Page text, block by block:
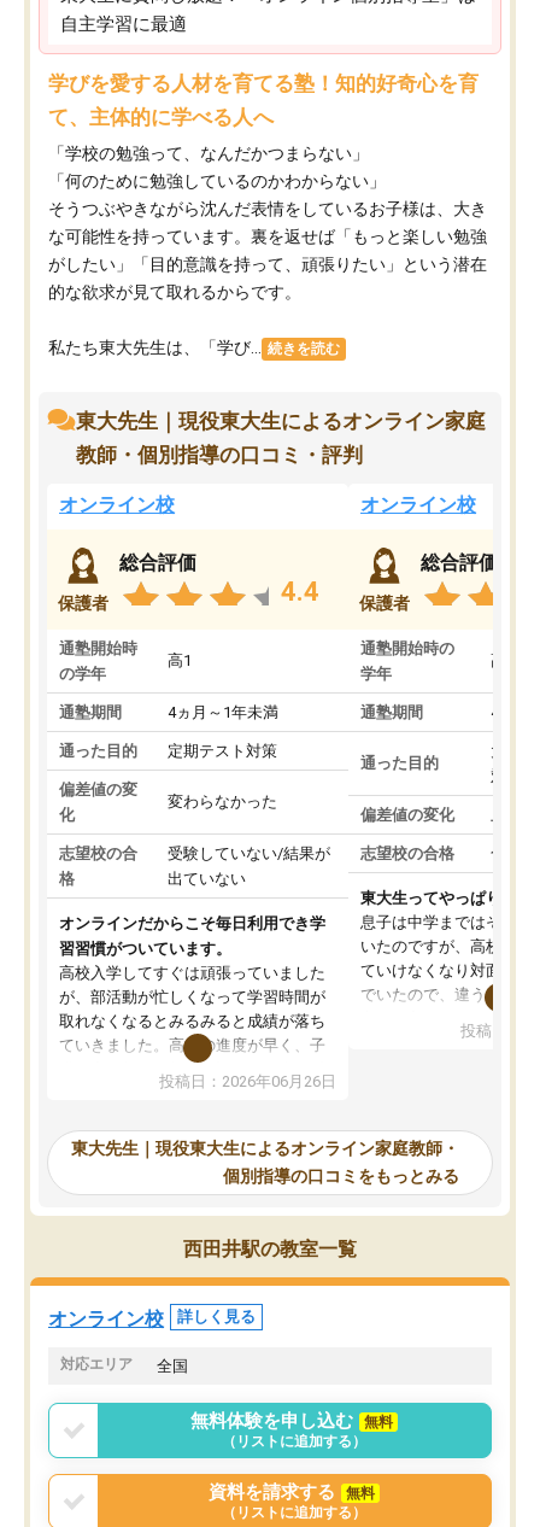
自主学習に最適
学びを愛する人材を育てる塾！知的好奇心を育
て、主体的に学べる人へ
「学校の勉強って、なんだかつまらない」
「何のために勉強しているのかわからない」
そうつぶやきながら沈んだ表情をしているお子様は、大き
な可能性を持っています。裏を返せば「もっと楽しい勉強
がしたい」「目的意識を持って、頑張りたい」という潜在
的な欲求が見て取れるからです。
私たち東大先生は、「学び... 続きを読む
東大先生｜現役東大生によるオンライン家庭
教師・個別指導の口コミ・評判
オンライン校
保護者
総合評価
4.4
通塾開始時
の学年
高1
通塾期間 4ヵ月～1年未満
通った目的 定期テスト対策
偏差値の変
化
変わらなかった
志望校の合
格
受験していない/結果が
出ていない
オンラインだからこそ毎日利用でき学
習習慣がついています。
高校入学してすぐは頑張っていました
が、部活動が忙しくなって学習時間が
取れなくなるとみるみると成績が落ち
ていきました。高校の進度が早く、子
供も家に帰って勉強の話すると嫌な反
応を示します。東大先生にお願いして
れるので、親としても安心です。毎日
使える自習室とかもあり、わからない
ところがあれば先生が回答してくれる
のも重宝しています。
投稿日：2026年06月26日
オンライン校
保護者
総合評価
通塾開始時の
学年
高3
通塾期間 4ヵ月
通った目的
大学
対策
偏差値の変化
志望校の合格 合格
東大生ってやっぱりすご
息子は中学まではそこそ
いたのですが、高校に入
ていけなくなり対面の塾
でいたので、違うアプロ
で、当初は模試でD判定
自習室が毎日使えていつ
るのが心強かったよう
謝です。
投稿日：
東大先生｜現役東大生によるオンライン家庭教師・
個別指導の口コミをもっとみる
西田井駅の教室一覧
オンライン校 詳しく見る
対応エリア 全国
無料体験を申し込む
無料
（リストに追加する）
資料を請求する
無料
（リストに追加する）